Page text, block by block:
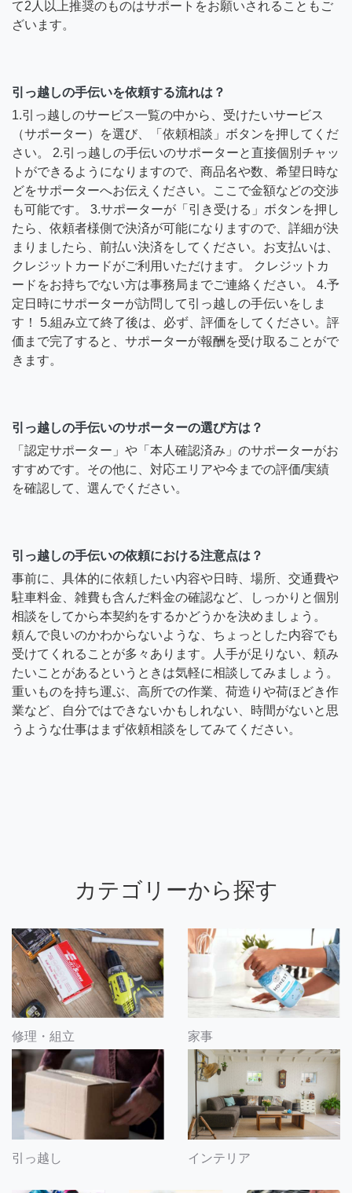
て2人以上推奨のものはサポートをお願いされることもご
ざいます。
引っ越しの手伝いを依頼する流れは？
1.引っ越しのサービス一覧の中から、受けたいサービス
（サポーター）を選び、「依頼相談」ボタンを押してくだ
さい。 2.引っ越しの手伝いのサポーターと直接個別チャッ
トができるようになりますので、商品名や数、希望日時な
どをサポーターへお伝えください。ここで金額などの交渉
も可能です。 3.サポーターが「引き受ける」ボタンを押し
たら、依頼者様側で決済が可能になりますので、詳細が決
まりましたら、前払い決済をしてください。お支払いは、
クレジットカードがご利用いただけます。 クレジットカ
ードをお持ちでない方は事務局までご連絡ください。 4.予
定日時にサポーターが訪問して引っ越しの手伝いをしま
す！ 5.組み立て終了後は、必ず、評価をしてください。評
価まで完了すると、サポーターが報酬を受け取ることがで
きます。
引っ越しの手伝いのサポーターの選び方は？
「認定サポーター」や「本人確認済み」のサポーターがお
すすめです。その他に、対応エリアや今までの評価/実績
を確認して、選んでください。
引っ越しの手伝いの依頼における注意点は？
事前に、具体的に依頼したい内容や日時、場所、交通費や
駐車料金、雑費も含んだ料金の確認など、しっかりと個別
相談をしてから本契約をするかどうかを決めましょう。
頼んで良いのかわからないような、ちょっとした内容でも
受けてくれることが多々あります。人手が足りない、頼み
たいことがあるというときは気軽に相談してみましょう。
重いものを持ち運ぶ、高所での作業、荷造りや荷ほどき作
業など、自分ではできないかもしれない、時間がないと思
うような仕事はまず依頼相談をしてみてください。
カテゴリーから探す
修理・組立 家事
引っ越し インテリア